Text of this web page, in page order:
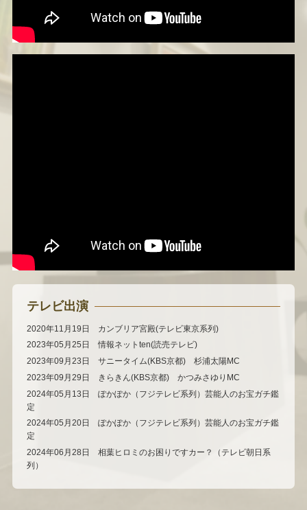
テレビ出演
2020年11月19日 カンブリア宮殿(テレビ東京系列)
2023年05月25日 情報ネットten(読売テレビ)
2023年09月23日 サニータイム(KBS京都) 杉浦太陽MC
2023年09月29日 きらきん(KBS京都) かつみさゆりMC
2024年05月13日 ぽかぽか（フジテレビ系列）芸能人のお宝ガチ鑑
定
2024年05月20日 ぽかぽか（フジテレビ系列）芸能人のお宝ガチ鑑
定
2024年06月28日 相葉ヒロミのお困りですカー？（テレビ朝日系
列）